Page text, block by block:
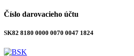
Číslo darovacieho účtu
SK82 8180 0000 0070 0047 1824